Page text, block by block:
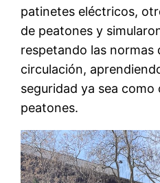
patinetes eléctricos,
de peatones y
respetando las normas
circulación,
seguridad ya sea
peatones.